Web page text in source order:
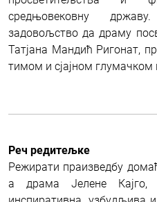
средњoвековну
задовољство да драму
Татјана Мандић Ригонат,
тимом и сјајном глумачком
Реч редитељке
Режирати праизведбу
а драма Јелене Кајго,